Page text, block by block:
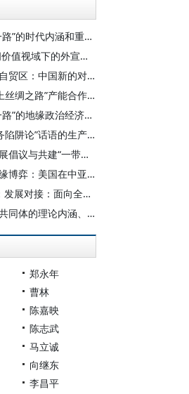
孙壮志：共建“一带一路”的时代内涵和重要价值
吴格奇 潘春雷：新闻价值视域下的外宣话语研究—— “一带一路”倡议十周年报道分析
林毅夫：一带一路与自贸区：中国新的对外开放倡议与举措
张靖佳 徐怡恬：“冰上丝绸之路”产能合作：现实挑战与路径分析
徐进钰：中国“一带一路”的地缘政治经济：包容的天下或者例外的空间？
宣长春 李嘉鑫：“债务陷阱论”话语的生产与演化——基于计算方法的分析
王明国：促进全球发展倡议与共建“一带一路”倡议协同增效
赵会荣：关键矿产地缘博弈：美国在中亚的战略布局、制约因素与影响分析
郭介末 徐秀丽 武晋：发展对接：面向全球南方的国际合作理论
张颖：构建周边命运共同体的理论内涵、实践探索及前景
郑永年
曹林
陈嘉映
陈志武
马立诚
向继东
李昌平